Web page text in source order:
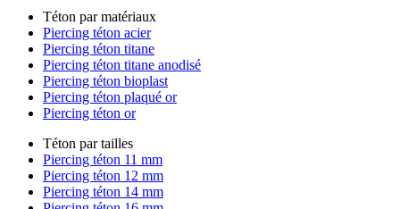
Téton par matériaux
Piercing téton acier
Piercing téton titane
Piercing téton titane anodisé
Piercing téton bioplast
Piercing téton plaqué or
Piercing téton or
Téton par tailles
Piercing téton 11 mm
Piercing téton 12 mm
Piercing téton 14 mm